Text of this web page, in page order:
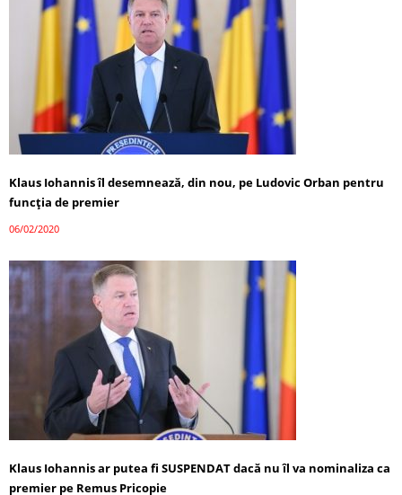
Klaus Iohannis îl desemnează, din nou, pe Ludovic Orban pentru
funcția de premier
06/02/2020
Klaus Iohannis ar putea fi SUSPENDAT dacă nu îl va nominaliza ca
premier pe Remus Pricopie